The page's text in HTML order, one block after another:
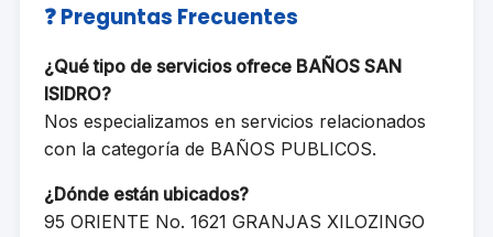
❓ Preguntas Frecuentes
¿Qué tipo de servicios ofrece BAÑOS SAN
ISIDRO?
Nos especializamos en servicios relacionados
con la categoría de BAÑOS PUBLICOS.
¿Dónde están ubicados?
95 ORIENTE No. 1621 GRANJAS XILOZINGO